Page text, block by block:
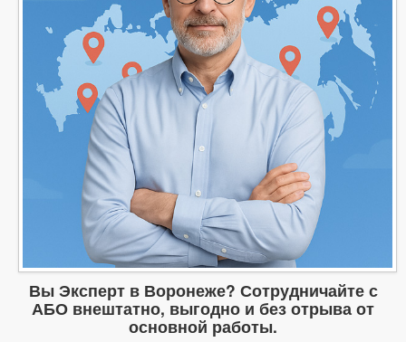
Вы Эксперт в Воронеже? Сотрудничайте с
АБО внештатно, выгодно и без отрыва от
основной работы.